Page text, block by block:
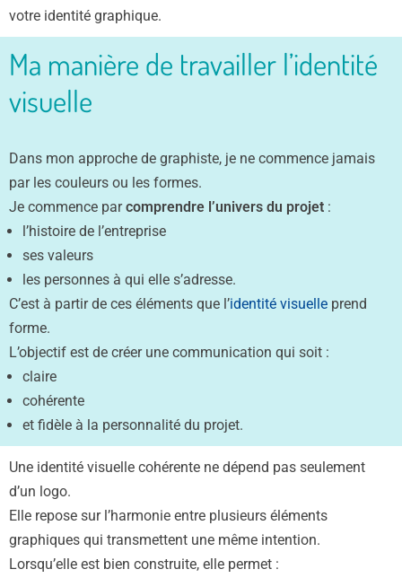
votre identité graphique.
Ma manière de travailler l’identité
visuelle
Dans mon approche de graphiste, je ne commence jamais
par les couleurs ou les formes.
Je commence parcomprendre l’univers du projet :
l’histoire de l’entreprise
ses valeurs
les personnes à qui elle s’adresse.
C’est à partir de ces éléments que l’identité visuelle prend
forme.
L’objectif est de créer une communication qui soit :
claire
cohérente
et fidèle à la personnalité du projet.
Une identité visuelle cohérente ne dépend pas seulement
d’un logo.
Elle repose sur l’harmonie entre plusieurs éléments
graphiques qui transmettent une même intention.
Lorsqu’elle est bien construite, elle permet :